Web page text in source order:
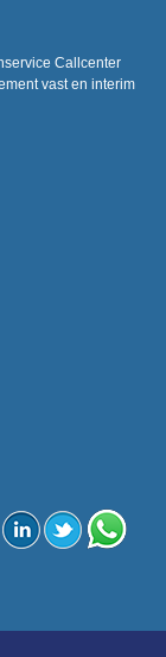
Callcenter
vast en interim